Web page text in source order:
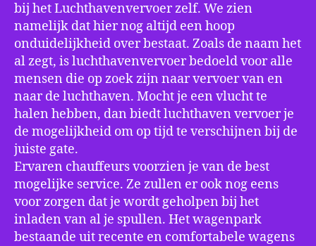
bij het Luchthavenvervoer zelf. We zien
namelijk dat hier nog altijd een hoop
onduidelijkheid over bestaat. Zoals de naam het
al zegt, is luchthavenvervoer bedoeld voor alle
mensen die op zoek zijn naar vervoer van en
naar de luchthaven. Mocht je een vlucht te
halen hebben, dan biedt luchthaven vervoer je
de mogelijkheid om op tijd te verschijnen bij de
juiste gate.
Ervaren chauffeurs voorzien je van de best
mogelijke service. Ze zullen er ook nog eens
voor zorgen dat je wordt geholpen bij het
inladen van al je spullen. Het wagenpark
bestaande uit recente en comfortabele wagens